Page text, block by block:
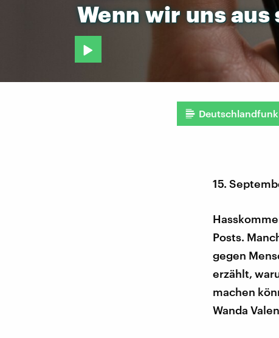
Wenn wir unsaus
15.
Posts.
gegen
erzählt,
machen
Wanda